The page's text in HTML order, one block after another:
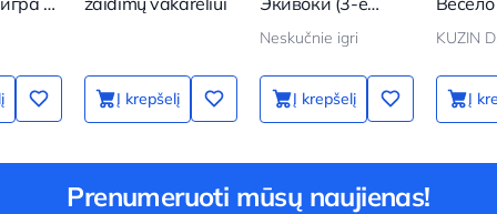
Į krepšelį
Neskučnie igri
Į krepšelį
KUZIN
Į
Prenumeruoti mūsų naujienas!